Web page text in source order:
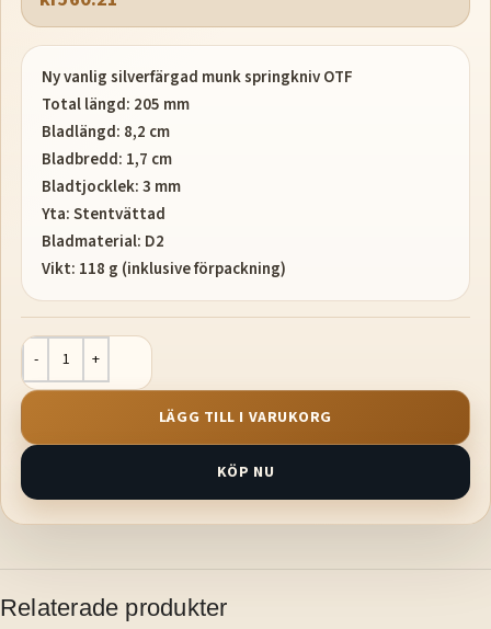
Ny vanlig silverfärgad munk springkniv OTF
Total längd: 205 mm
Bladlängd: 8,2 cm
Bladbredd: 1,7 cm
Bladtjocklek: 3 mm
Yta: Stentvättad
Bladmaterial: D2
Vikt: 118 g (inklusive förpackning)
LÄGG TILL I VARUKORG
KÖP NU
Relaterade produkter